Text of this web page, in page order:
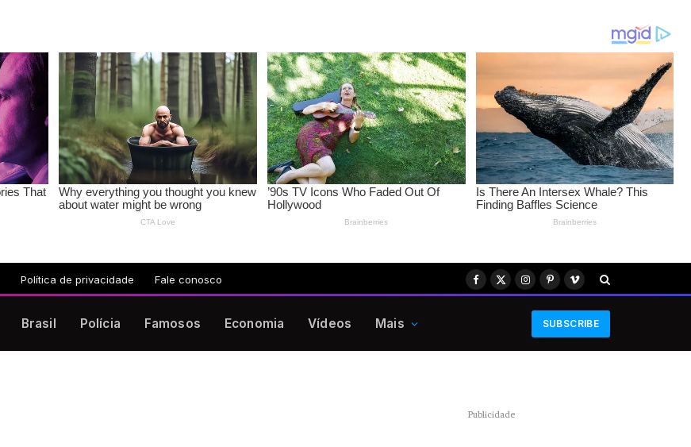
Política de privacidade Fale conosco Facebook
X
Instagram
PinterestVimeo
Brasil Polícia Famosos Economia Vídeos Mais SUBSCRIBE
Publicidade